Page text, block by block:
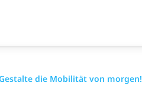
die Mobilität von morgen!